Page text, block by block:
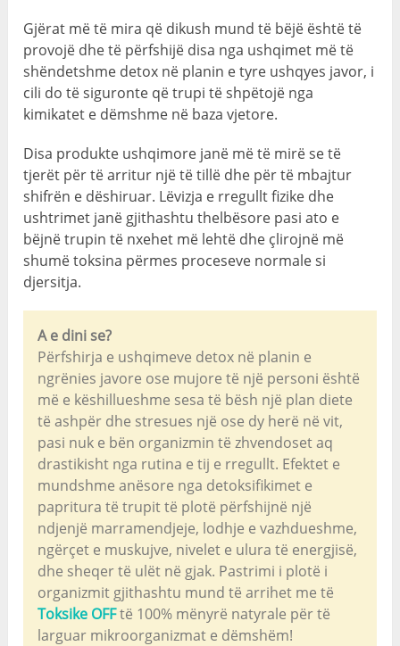
Gjërat më të mira që dikush mund të bëjë është të
provojë dhe të përfshijë disa nga ushqimet më të
shëndetshme detox në planin e tyre ushqyes javor, i
cili do të siguronte që trupi të shpëtojë nga
kimikatet e dëmshme në baza vjetore.
Disa produkte ushqimore janë më të mirë se të
tjerët për të arritur një të tillë dhe për të mbajtur
shifrën e dëshiruar. Lëvizja e rregullt fizike dhe
ushtrimet janë gjithashtu thelbësore pasi ato e
bëjnë trupin të nxehet më lehtë dhe çlirojnë më
shumë toksina përmes proceseve normale si
djersitja.
A e dini se?
Përfshirja e ushqimeve detox në planin e
ngrënies javore ose mujore të një personi është
më e këshillueshme sesa të bësh një plan diete
të ashpër dhe stresues një ose dy herë në vit,
pasi nuk e bën organizmin të zhvendoset aq
drastikisht nga rutina e tij e rregullt. Efektet e
mundshme anësore nga detoksifikimet e
papritura të trupit të plotë përfshijnë një
ndjenjë marramendjeje, lodhje e vazhdueshme,
ngërçet e muskujve, nivelet e ulura të energjisë,
dhe sheqer të ulët në gjak. Pastrimi i plotë i
organizmit gjithashtu mund të arrihet me të
Toksike OFFtë 100% mënyrë natyrale për të
larguar mikroorganizmat e dëmshëm!